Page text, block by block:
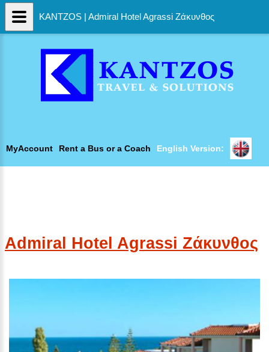
MyAccount Rent a Bus or a Coach English Version:
Admiral Hotel Agrassi Ζάκυνθος
KANTZOS | Admiral Hotel Agrassi Ζάκυνθος